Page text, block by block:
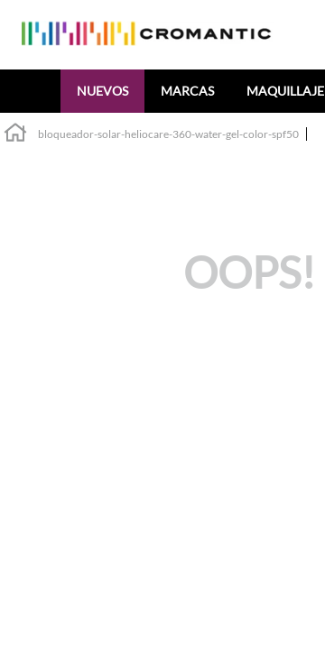
NUEVOS MARCAS MAQUILLAJE
bloqueador-solar-heliocare-360-water-gel-color-spf50
OOPS!